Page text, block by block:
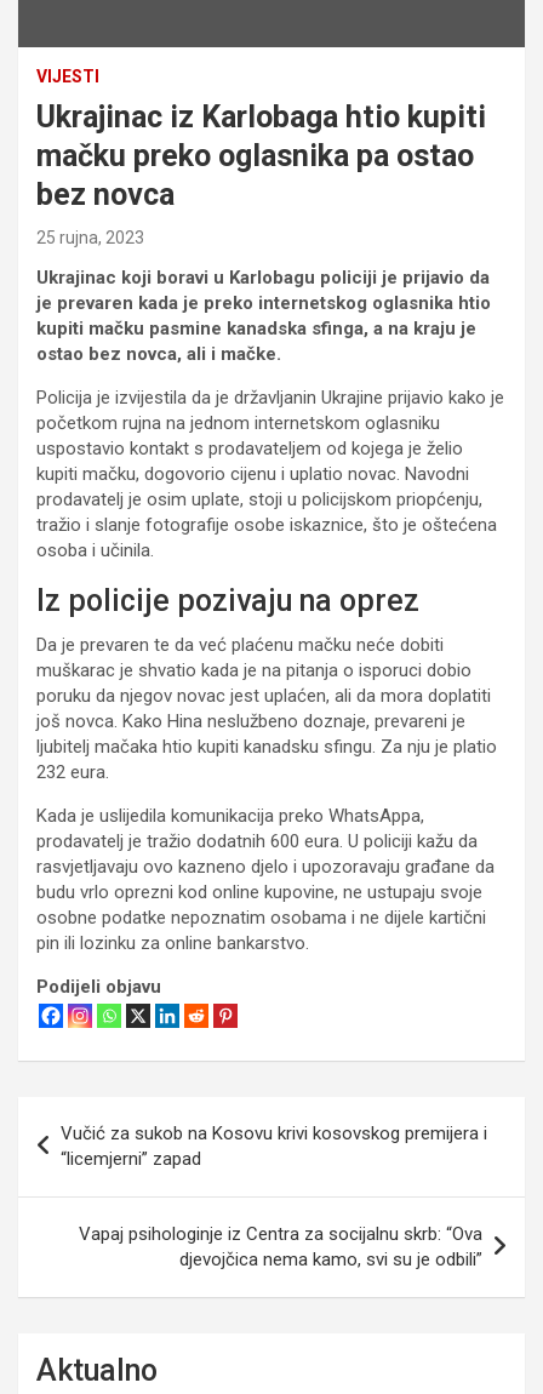
VIJESTI
Ukrajinac iz Karlobaga htio kupiti
mačku preko oglasnika pa ostao
bez novca
25 rujna, 2023
Ukrajinac koji boravi u Karlobagu policiji je prijavio da
je prevaren kada je preko internetskog oglasnika htio
kupiti mačku pasmine kanadska sfinga, a na kraju je
ostao bez novca, ali i mačke.
Policija je izvijestila da je državljanin Ukrajine prijavio kako je
početkom rujna na jednom internetskom oglasniku
uspostavio kontakt s prodavateljem od kojega je želio
kupiti mačku, dogovorio cijenu i uplatio novac. Navodni
prodavatelj je osim uplate, stoji u policijskom priopćenju,
tražio i slanje fotografije osobe iskaznice, što je oštećena
osoba i učinila.
Iz policije pozivaju na oprez
Da je prevaren te da već plaćenu mačku neće dobiti
muškarac je shvatio kada je na pitanja o isporuci dobio
poruku da njegov novac jest uplaćen, ali da mora doplatiti
još novca. Kako Hina neslužbeno doznaje, prevareni je
ljubitelj mačaka htio kupiti kanadsku sfingu. Za nju je platio
232 eura.
Kada je uslijedila komunikacija preko WhatsAppa,
prodavatelj je tražio dodatnih 600 eura. U policiji kažu da
rasvjetljavaju ovo kazneno djelo i upozoravaju građane da
budu vrlo oprezni kod online kupovine, ne ustupaju svoje
osobne podatke nepoznatim osobama i ne dijele kartični
pin ili lozinku za online bankarstvo.
Podijeli objavu
objava
Vučić za sukob na Kosovu krivi kosovskog premijera i
“licemjerni” zapad
Vapaj psihologinje iz Centra za socijalnu skrb: “Ova
djevojčica nema kamo, svi su je odbili”
Aktualno